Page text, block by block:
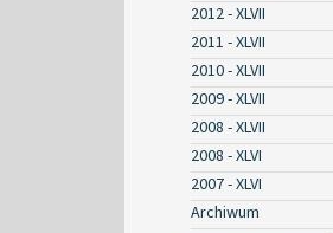
2012 - XLVII
2011 - XLVII
2010 - XLVII
2009 - XLVII
2008 - XLVII
2008 - XLVI
2007 - XLVI
Archiwum